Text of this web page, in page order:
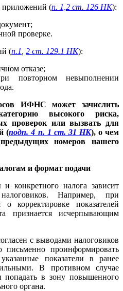
приложений (п. 1, 2 ст. 126 НК):
проверке.
(п.1 2 ст. 129.1 НК):
отказе;
невыполнении
ИФНС может зачислить
высокого риска,
проверок или вызвать для
(подп. 4 п. 1 ст. 31 НК), о чем
номеров нашего
и формат подачи
конкретного налога зависит
Например, при
о корректировке показателей
признается исчерпывающим
с выводами налоговиков
проинформировать
показатели в ранее
В противном случае
попадать в зону повышенного
органа.